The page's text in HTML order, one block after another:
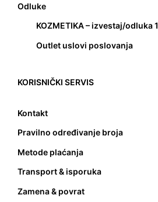
Odluke
KOZMETIKA – izvestaj/odluka
Outlet uslovi poslovanja
KORISNIČKI SERVIS
Kontakt
Pravilno određivanje broja
Metode plaćanja
Transport & isporuka
Zamena & povrat